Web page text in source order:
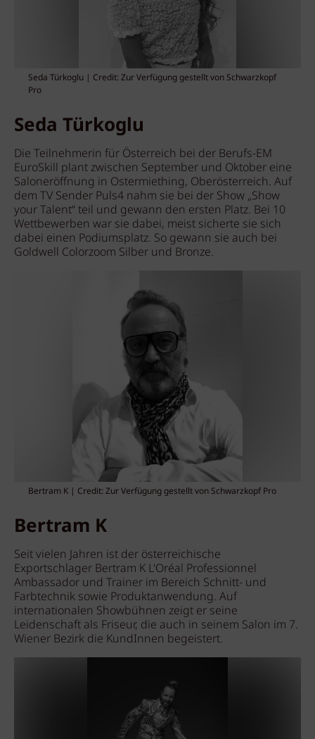
Seda Türkoglu | Credit: Zur Verfügung gestellt von Schwarzkopf
Pro
Seda Türkoglu
Die Teilnehmerin für Österreich bei der Berufs-EM
EuroSkill plant zwischen September und Oktober eine
Saloneröffnung in Ostermiething, Oberösterreich. Auf
dem TV Sender Puls4 nahm sie bei der Show „Show
your Talent“ teil und gewann den ersten Platz. Bei 10
Wettbewerben war sie dabei, meist sicherte sie sich
dabei einen Podiumsplatz. So gewann sie auch bei
Goldwell Colorzoom Silber und Bronze.
Bertram K | Credit: Zur Verfügung gestellt von Schwarzkopf Pro
Bertram K
Seit vielen Jahren ist der österreichische
Exportschlager Bertram K L'Oréal Professionnel
Ambassador und Trainer im Bereich Schnitt- und
Farbtechnik sowie Produktanwendung. Auf
internationalen Showbühnen zeigt er seine
Leidenschaft als Friseur, die auch in seinem Salon im 7.
Wiener Bezirk die KundInnen begeistert.